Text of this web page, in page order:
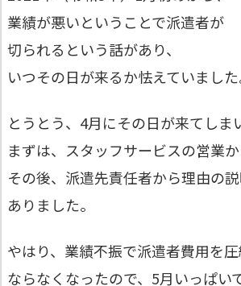
業績が悪いということで派遣者が
切られるという話があり、
いつその日が来るか怯えていました
とうとう、4月にその日が来てしま
まずは、スタッフサービスの営業か
その後、派遣先責任者から理由の
ありました。
やはり、業績不振で派遣者費用を
ならなくなったので、5月いっぱい